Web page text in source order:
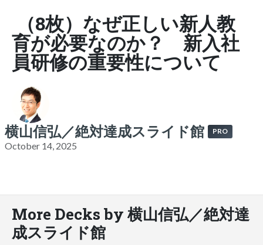
（8枚）なぜ正しい新人教
育が必要なのか？ 新入社
員研修の重要性について
横山信弘／絶対達成スライド館 PRO
October 14, 2025
More Decks by 横山信弘／絶対達
成スライド館